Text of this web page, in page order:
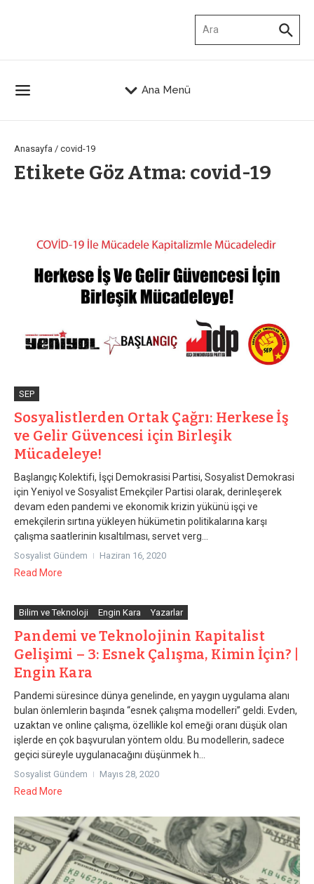
Ana Menü
Anasayfa / covid-19
Etikete Göz Atma: covid-19
SEP
Sosyalistlerden Ortak Çağrı: Herkese İş
ve Gelir Güvencesi için Birleşik
Mücadeleye!
Başlangıç Kolektifi, İşçi Demokrasisi Partisi, Sosyalist Demokrasi
için Yeniyol ve Sosyalist Emekçiler Partisi olarak, derinleşerek
devam eden pandemi ve ekonomik krizin yükünü işçi ve
emekçilerin sırtına yükleyen hükümetin politikalarına karşı
çalışma saatlerinin kısaltılması, servet verg...
Sosyalist Gündem Haziran 16, 2020
Read More
Bilim ve Teknoloji Engin Kara Yazarlar
Pandemi ve Teknolojinin Kapitalist
Gelişimi – 3: Esnek Çalışma, Kimin İçin? |
Engin Kara
Pandemi süresince dünya genelinde, en yaygın uygulama alanı
bulan önlemlerin başında “esnek çalışma modelleri” geldi. Evden,
uzaktan ve online çalışma, özellikle kol emeği oranı düşük olan
işlerde en çok başvurulan yöntem oldu. Bu modellerin, sadece
geçici süreyle uygulanacağını düşünmek h...
Sosyalist Gündem Mayıs 28, 2020
Read More